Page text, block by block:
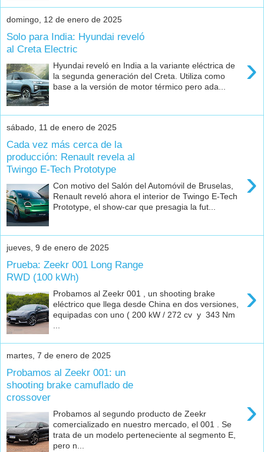
domingo, 12 de enero de 2025
Solo para India: Hyundai reveló
al Creta Electric
›
Hyundai reveló en India a la variante eléctrica de
la segunda generación del Creta. Utiliza como
base a la versión de motor térmico pero ada...
sábado, 11 de enero de 2025
Cada vez más cerca de la
producción: Renault revela al
Twingo E-Tech Prototype
›
Con motivo del Salón del Automóvil de Bruselas,
Renault reveló ahora el interior de Twingo E-Tech
Prototype, el show-car que presagia la fut...
jueves, 9 de enero de 2025
Prueba: Zeekr 001 Long Range
RWD (100 kWh)
›
Probamos al Zeekr 001 , un shooting brake
eléctrico que llega desde China en dos versiones,
equipadas con uno ( 200 kW / 272 cv y 343 Nm
...
martes, 7 de enero de 2025
Probamos al Zeekr 001: un
shooting brake camuflado de
crossover
›
Probamos al segundo producto de Zeekr
comercializado en nuestro mercado, el 001 . Se
trata de un modelo perteneciente al segmento E,
pero n...